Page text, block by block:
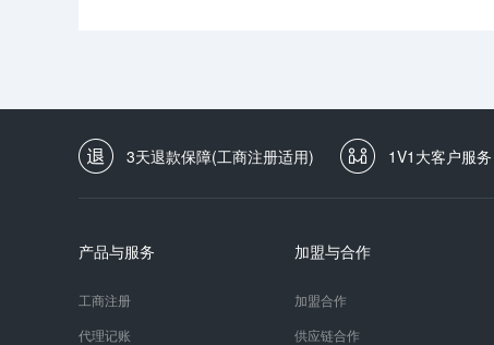
3天退款保障(工商注册适用) 1V1大客户服务
产品与服务
工商注册
代理记账
加盟与合作
加盟合作
供应链合作